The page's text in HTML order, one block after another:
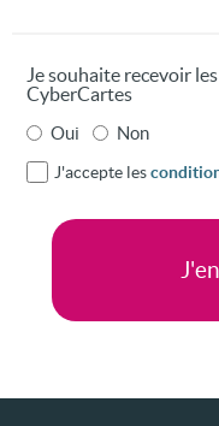
Je souhaite recevoir
CyberCartes
Oui Non
J'accepte les